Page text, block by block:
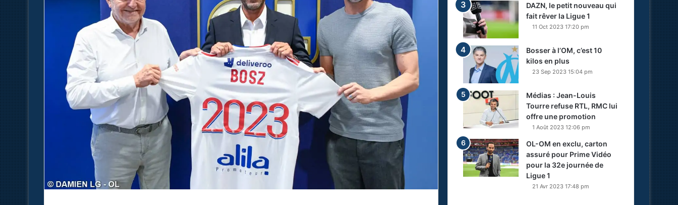
DAZN, le petit nouveau qui
fait rêver la Ligue 1
11 Oct 2023 17:20 pm
Bosser à l’OM, c’est 10
kilos en plus
23 Sep 2023 15:04 pm
Médias : Jean-Louis
Tourre refuse RTL, RMC lui
offre une promotion
1 Août 2023 12:06 pm
OL-OM en exclu, carton
assuré pour Prime Vidéo
pour la 32e journée de
Ligue 1
21 Avr 2023 17:48 pm